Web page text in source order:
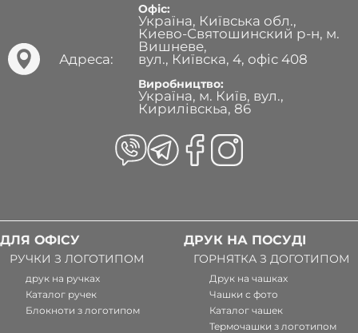
Адреса:
Офіс:
Україна, Київська обл.,
Киево-Святошинский р-н, м.
Вишневе,
вул., Київска, 4, офіс 408
Виробництво:
Україна, м. Київ, вул.,
Кирилівскьа, 86
ДЛЯ ОФІСУ
РУЧКИ З ЛОГОТИПОМ
друк на ручках
Каталог ручек
Блокноти з логотипом
ДРУК НА ПОСУДІ
ГОРНЯТКА З ДОГОТИПОМ
Друк на чашках
Чашки с фото
Каталог чашек
Термочашки з логотипом